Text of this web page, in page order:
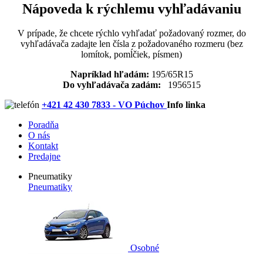
Nápoveda k rýchlemu vyhľadávaniu
V prípade, že chcete rýchlo vyhľadať požadovaný rozmer, do
vyhľadávača zadajte len čísla z požadovaného rozmeru (bez
lomítok, pomĺčiek, písmen)
Napríklad hľadám: 195/65R15
Do vyhľadávača zadám: 1956515
+421 42 430 7833 - VO Púchov Info linka
Poradňa
O nás
Kontakt
Predajne
Pneumatiky
Pneumatiky
Osobné